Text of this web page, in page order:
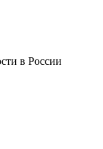
в России